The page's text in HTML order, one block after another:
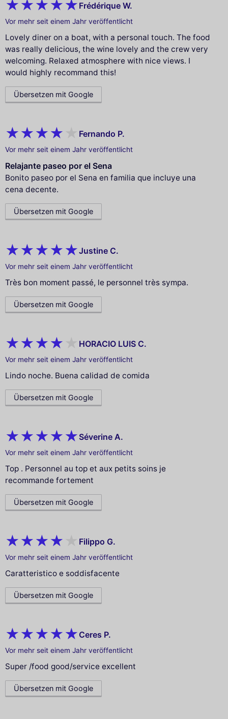
Frédérique W.
Vor mehr seit einem Jahr veröffentlicht
Lovely diner on a boat, with a personal touch. The food
was really delicious, the wine lovely and the crew very
welcoming. Relaxed atmosphere with nice views. I
would highly recommand this!
Übersetzen mit Google
Fernando P.
Vor mehr seit einem Jahr veröffentlicht
Relajante paseo por el Sena
Bonito paseo por el Sena en familia que incluye una
cena decente.
Übersetzen mit Google
Justine C.
Vor mehr seit einem Jahr veröffentlicht
Très bon moment passé, le personnel très sympa.
Übersetzen mit Google
HORACIO LUIS C.
Vor mehr seit einem Jahr veröffentlicht
Lindo noche. Buena calidad de comida
Übersetzen mit Google
Séverine A.
Vor mehr seit einem Jahr veröffentlicht
Top . Personnel au top et aux petits soins je
recommande fortement
Übersetzen mit Google
Filippo G.
Vor mehr seit einem Jahr veröffentlicht
Caratteristico e soddisfacente
Übersetzen mit Google
Ceres P.
Vor mehr seit einem Jahr veröffentlicht
Super /food good/service excellent
Übersetzen mit Google